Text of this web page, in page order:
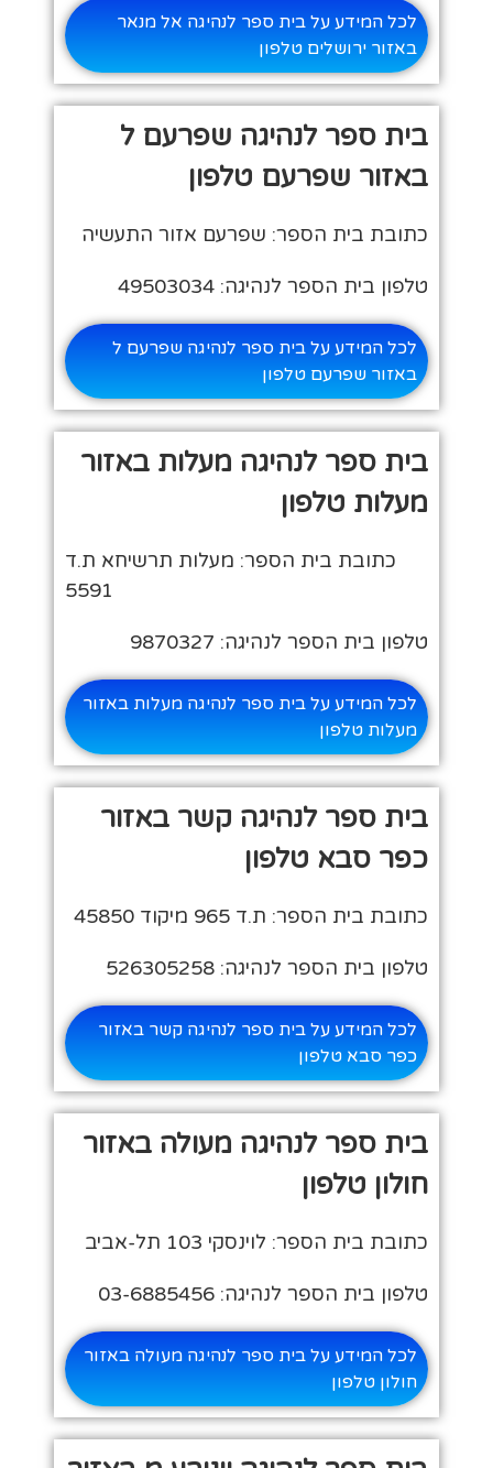
לכל המידע על בית ספר לנהיגה אל מנאר
באזור ירושלים טלפון
בית ספר לנהיגה שפרעם ל
באזור שפרעם טלפון
כתובת בית הספר: שפרעם אזור התעשיה
טלפון בית הספר לנהיגה: 49503034
לכל המידע על בית ספר לנהיגה שפרעם ל
באזור שפרעם טלפון
בית ספר לנהיגה מעלות באזור
מעלות טלפון
כתובת בית הספר: מעלות תרשיחא ת.ד
5591
טלפון בית הספר לנהיגה: 9870327
לכל המידע על בית ספר לנהיגה מעלות באזור
מעלות טלפון
בית ספר לנהיגה קשר באזור
כפר סבא טלפון
כתובת בית הספר: ת.ד 965 מיקוד 45850
טלפון בית הספר לנהיגה: 526305258
לכל המידע על בית ספר לנהיגה קשר באזור
כפר סבא טלפון
בית ספר לנהיגה מעולה באזור
חולון טלפון
כתובת בית הספר: לוינסקי 103 תל-אביב
טלפון בית הספר לנהיגה: 03-6885456
לכל המידע על בית ספר לנהיגה מעולה באזור
חולון טלפון